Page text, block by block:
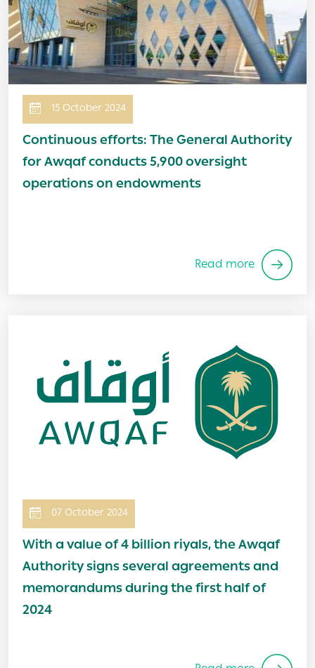
15 October 2024
Continuous efforts: The General Authority
for Awqaf conducts 5,900 oversight
operations on endowments
Read more
07 October 2024
With a value of 4 billion riyals, the Awqaf
Authority signs several agreements and
memorandums during the first half of
2024